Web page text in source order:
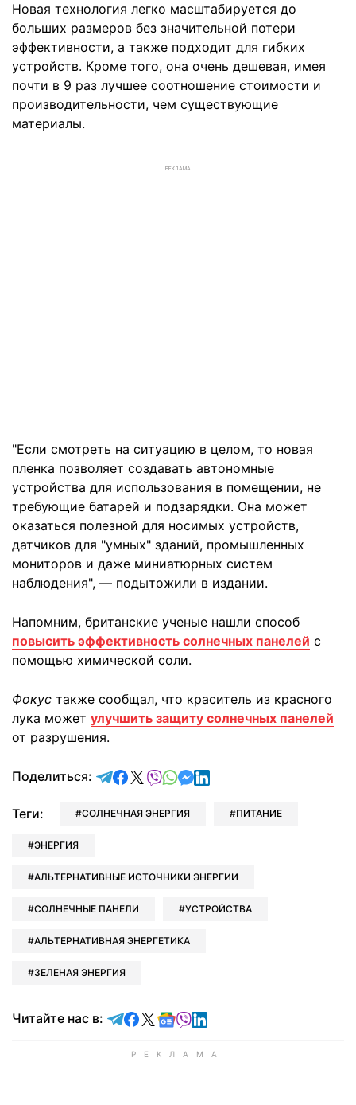
Новая технология легко масштабируется до
больших размеров без значительной потери
эффективности, а также подходит для гибких
устройств. Кроме того, она очень дешевая, имея
почти в 9 раз лучшее соотношение стоимости и
производительности, чем существующие
материалы.
РЕКЛАМА
"Если смотреть на ситуацию в целом, то новая
пленка позволяет создавать автономные
устройства для использования в помещении, не
требующие батарей и подзарядки. Она может
оказаться полезной для носимых устройств,
датчиков для "умных" зданий, промышленных
мониторов и даже миниатюрных систем
наблюдения", — подытожили в издании.
Напомним, британские ученые нашли способ
повысить эффективность солнечных панелей с
помощью химической соли.
Фокус также сообщал, что краситель из красного
лука может улучшить защиту солнечных панелей
от разрушения.
Поделиться: отправить в Telegram
поделиться в Facebook
поделиться в X
отправить в Viber
отправить в Whatsapp
отправить в Messenger
отправить в LinkedIn
Теги: СОЛНЕЧНАЯ ЭНЕРГИЯ ПИТАНИЕ
ЭНЕРГИЯ
АЛЬТЕРНАТИВНЫЕ ИСТОЧНИКИ ЭНЕРГИИ
СОЛНЕЧНЫЕ ПАНЕЛИ УСТРОЙСТВА
АЛЬТЕРНАТИВНАЯ ЭНЕРГЕТИКА
ЗЕЛЕНАЯ ЭНЕРГИЯ
Читайте нас в: Читайте в Telegram
Читайте в Facebook
Читайте в X
Читайте в Google news
Читайте в Viber
Читайте в LinkedIn